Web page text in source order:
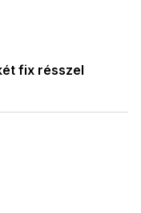
fix résszel